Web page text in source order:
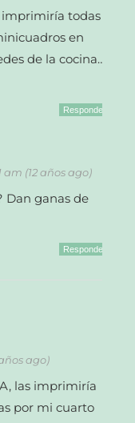
imprimiría todas
en
de la cocina…
Responder
am (12 años ago)
Dan ganas de
Responder
ago)
las imprimiría
por mi cuarto